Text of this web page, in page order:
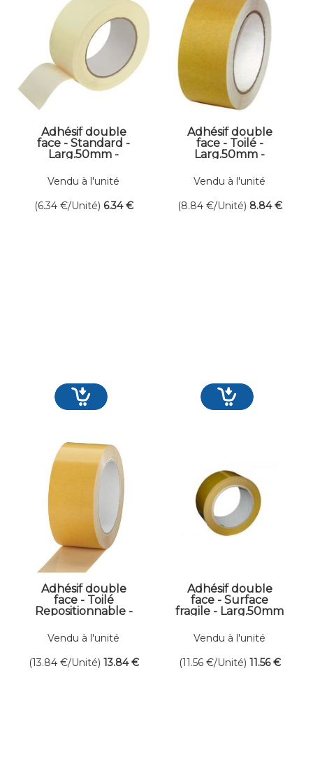
Adhésif double
face - Standard -
Larg.50mm -
Vendu à l'unité
(6.34 €/Unité) 6.34 €
Adhésif double
face - Toilé -
Larg.50mm -
Vendu à l'unité
(8.84 €/Unité) 8.84 €
Adhésif double
face - Toilé
Repositionnable -
Long.25ml
Vendu à l'unité
(13.84 €/Unité) 13.84 €
Adhésif double
face - Surface
fragile - Larg.50mm
Vendu à l'unité
(11.56 €/Unité) 11.56 €